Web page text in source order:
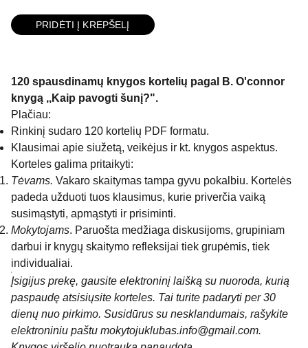
PRIDĖTI Į KREPŠELĮ
120 spausdinamų knygos kortelių pagal B. O'connor
knygą ,,Kaip pavogti šunį?".
Plačiau:
Rinkinį sudaro 120 kortelių PDF formatu.
Klausimai apie siužetą, veikėjus ir kt. knygos aspektus.
Korteles galima pritaikyti:
Tėvams. Vakaro skaitymas tampa gyvu pokalbiu. Kortelės
padeda užduoti tuos klausimus, kurie priverčia vaiką
susimąstyti, apmąstyti ir prisiminti.
Mokytojams. Paruošta medžiaga diskusijoms, grupiniam
darbui ir knygų skaitymo refleksijai tiek grupėmis, tiek
individualiai.
Įsigijus prekę, gausite elektroninį laišką su nuoroda, kurią
paspaudę atsisiųsite korteles. Tai turite padaryti per 30
dienų nuo pirkimo. Susidūrus su nesklandumais, rašykite
elektroniniu paštu mokytojuklubas.info@gmail.com.